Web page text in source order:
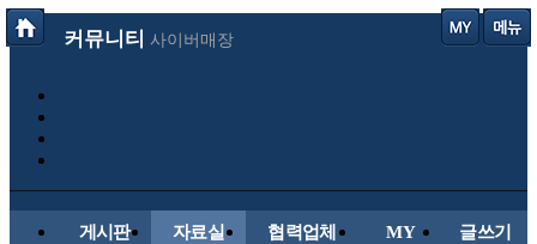
커뮤니티 사이버매장
게시판 자료실 협력업체 MY 글쓰기